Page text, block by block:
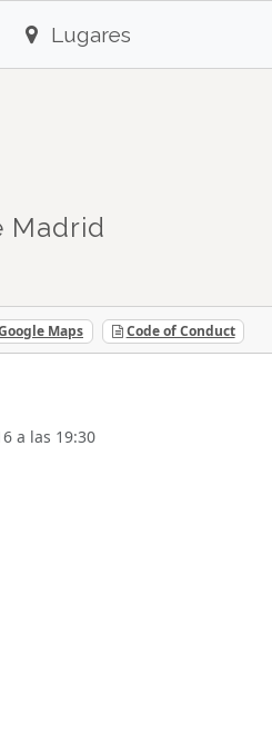
Lugares
Madrid
Maps Code of Conduct
a las 19:30